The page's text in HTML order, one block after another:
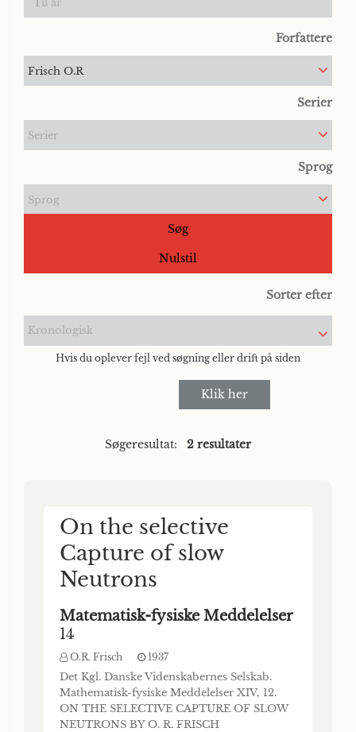
Forfattere
Frisch O.R
Serier
Serier
Sprog
Sprog
Søg
Nulstil
Sorter efter
Kronologisk
Hvis du oplever fejl ved søgning eller drift på siden
Klik her
Søgeresultat: 2 resultater
On the selective
Capture of slow
Neutrons
Matematisk-fysiske Meddelelser
14
O.R. Frisch 1937
Det Kgl. Danske Videnskabernes Selskab.
Mathematisk-fysiske Meddelelser XIV, 12.
ON THE SELECTIVE CAPTURE OF SLOW
NEUTRONS BY O. R. FRISCH